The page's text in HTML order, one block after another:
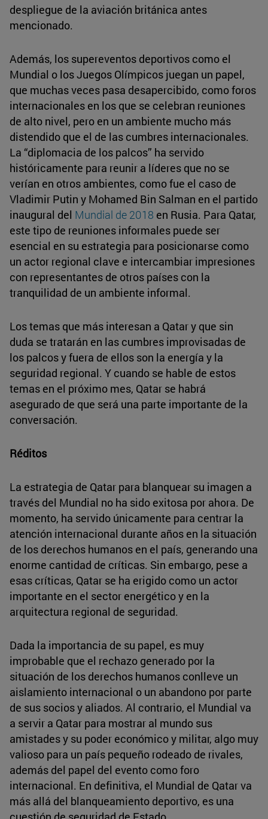
despliegue de la aviación británica antes
mencionado.
Además, los supereventos deportivos como el
Mundial o los Juegos Olímpicos juegan un papel,
que muchas veces pasa desapercibido, como foros
internacionales en los que se celebran reuniones
de alto nivel, pero en un ambiente mucho más
distendido que el de las cumbres internacionales.
La “diplomacia de los palcos” ha servido
históricamente para reunir a líderes que no se
verían en otros ambientes, como fue el caso de
Vladimir Putin y Mohamed Bin Salman en el partido
inaugural del Mundial de 2018 en Rusia. Para Qatar,
este tipo de reuniones informales puede ser
esencial en su estrategia para posicionarse como
un actor regional clave e intercambiar impresiones
con representantes de otros países con la
tranquilidad de un ambiente informal.
Los temas que más interesan a Qatar y que sin
duda se tratarán en las cumbres improvisadas de
los palcos y fuera de ellos son la energía y la
seguridad regional. Y cuando se hable de estos
temas en el próximo mes, Qatar se habrá
asegurado de que será una parte importante de la
conversación.
Réditos
La estrategia de Qatar para blanquear su imagen a
través del Mundial no ha sido exitosa por ahora. De
momento, ha servido únicamente para centrar la
atención internacional durante años en la situación
de los derechos humanos en el país, generando una
enorme cantidad de críticas. Sin embargo, pese a
esas críticas, Qatar se ha erigido como un actor
importante en el sector energético y en la
arquitectura regional de seguridad.
Dada la importancia de su papel, es muy
improbable que el rechazo generado por la
situación de los derechos humanos conlleve un
aislamiento internacional o un abandono por parte
de sus socios y aliados. Al contrario, el Mundial va
a servir a Qatar para mostrar al mundo sus
amistades y su poder económico y militar, algo muy
valioso para un país pequeño rodeado de rivales,
además del papel del evento como foro
internacional. En definitiva, el Mundial de Qatar va
más allá del blanqueamiento deportivo, es una